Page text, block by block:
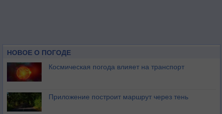
НОВОЕ О ПОГОДЕ
Космическая погода влияет на транспорт
Приложение построит маршрут через тень